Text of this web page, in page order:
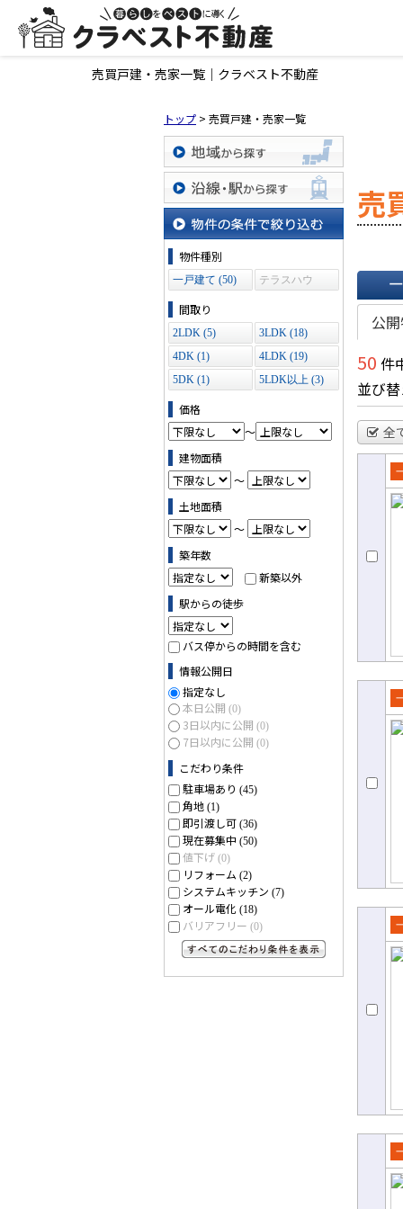
売買戸建・売家一覧｜クラベスト不動産
トップ > 売買戸建・売家一覧
地域から探す
沿線・駅から探す
物件の条件で絞り込む
物件種別
一戸建て (50)
テラスハウ
間取り
2LDK (5)
3LDK (18)
4DK (1)
4LDK (19)
5DK (1)
5LDK以上 (3)
価格
～
建物面積
～
土地面積
～
築年数
新築以外
駅からの徒歩
バス停からの時間を含む
情報公開日
指定なし
本日公開 (0)
3日以内に公開 (0)
7日以内に公開 (0)
こだわり条件
駐車場あり (45)
角地 (1)
即引渡し可 (36)
現在募集中 (50)
値下げ (0)
リフォーム (2)
システムキッチン (7)
オール電化 (18)
バリアフリー (0)
売
一覧
公
50 件
並び
全
て
て
て
て